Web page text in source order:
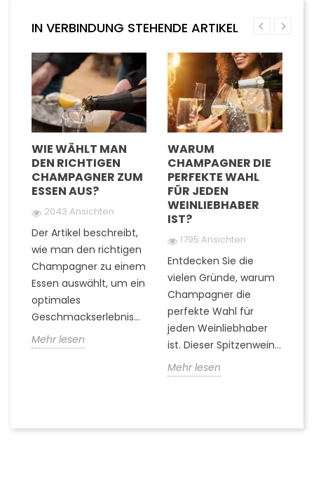
IN VERBINDUNG STEHENDE ARTIKEL
WIE WÄHLT MAN
DEN RICHTIGEN
CHAMPAGNER ZUM
ESSEN AUS?
2043 Ansichten
Der Artikel beschreibt,
wie man den richtigen
Champagner zu einem
Essen auswählt, um ein
optimales
Geschmackserlebnis...
Mehr lesen
WARUM
CHAMPAGNER DIE
PERFEKTE WAHL
FÜR JEDEN
WEINLIEBHABER
IST?
1795 Ansichten
Entdecken Sie die
vielen Gründe, warum
Champagner die
perfekte Wahl für
jeden Weinliebhaber
ist. Dieser Spitzenwein...
Mehr lesen